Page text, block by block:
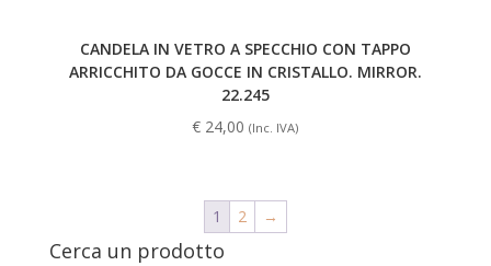
CANDELA IN VETRO A SPECCHIO CON TAPPO
ARRICCHITO DA GOCCE IN CRISTALLO. MIRROR.
22.245
€ 24,00 (Inc. IVA)
1 2 →
Cerca un prodotto